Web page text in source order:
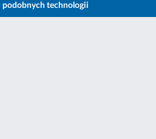
podobnych technologii